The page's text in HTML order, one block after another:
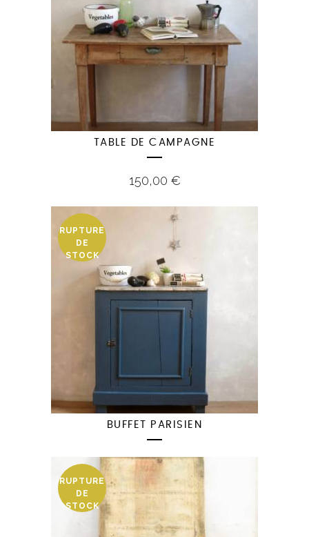
TABLE DE CAMPAGNE
150,00 €
RUPTURE
DE
STOCK
BUFFET PARISIEN
RUPTURE
DE
STOCK